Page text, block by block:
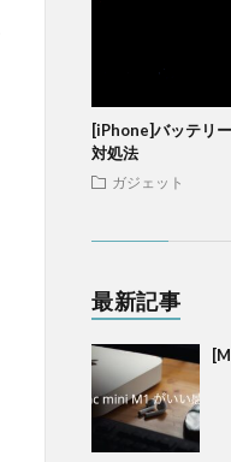
[iPhone]バッテリ
対処法
ガジェット
最新記事